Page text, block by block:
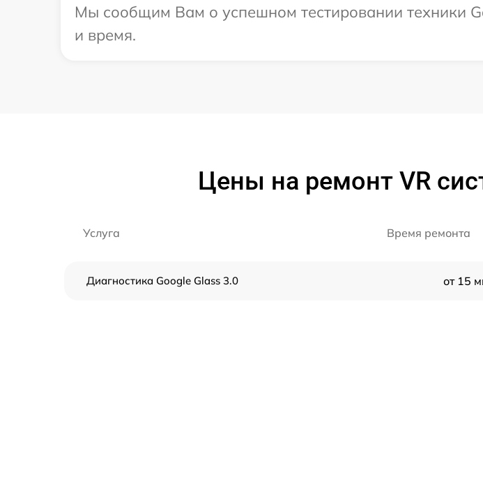
Мы сообщим Вам о успешном тестировании техники
и время.
Цены на ремонт VR
Услуга Время ремонта
Диагностика Google Glass 3.0 от 15